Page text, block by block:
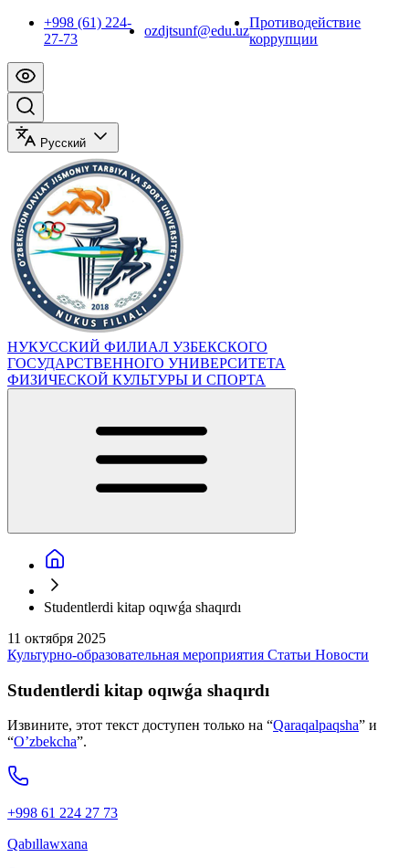
+998 (61) 224-
27-73
ozdjtsunf@edu.uz
Противодействие
коррупции
Русский
НУКУССКИЙ ФИЛИАЛ УЗБЕКСКОГО
ГОСУДАРСТВЕННОГО УНИВЕРСИТЕТА
ФИЗИЧЕСКОЙ КУЛЬТУРЫ И СПОРТА
Studentlerdi kitap oqıwǵa shaqırdı
11 октября 2025
Культурно-образовательная мероприятия Статьи Новости
Studentlerdi kitap oqıwǵa shaqırdı
Извините, этот текст доступен только на “Qaraqalpaqsha” и
“O’zbekcha”.
+998 61 224 27 73
Qabıllawxana